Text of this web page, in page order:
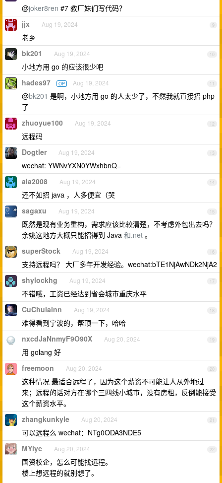
@joker8ren #7 教厂妹们写代码？
9
jjx Aug 19, 2024
老乡
10
bk201 Aug 19, 2024
小地方用 go 的应该很少吧
11
hades97 OP Aug 19, 2024
@bk201 是啊，小地方用 go 的人太少了，不然我就直接招 php
了
12
zhuoyue100 Aug 19, 2024
远程码
13
Dogtler Aug 19, 2024
wechat: YWNvYXN0YWxhbnQ=
14
ala2008 Aug 19, 2024
还不如招 java ，人多便宜（哭
15
sagaxu Aug 19, 2024
既然是现有业务重构，需求应该比较清楚，不考虑外包出去吗？
余姚这地方大概只能招得到 Java 和.net 。
16
superStock Aug 19, 2024
支持远程吗？ 大厂多年开发经验。wechat:bTE1NjAwNDk2NjA2
17
shylockhg Aug 19, 2024
不错哦，工资已经达到省会城市重庆水平
18
CuChulainn Aug 19, 2024
难得看到宁波的，帮顶一下，哈哈
19
nxcdJaNnmyF9O90X Aug 20, 2024
用 golang 好
20
freemoon Aug 20, 2024
这种情况 最适合远程了，因为这个薪资不可能让人从外地过
来；远程的话对方在哪个三四线小城市，没有房租，反倒能接受
这个薪资水平。
21
zhangkunkyle Aug 20, 2024
可以远程么 wechat：NTg0ODA3NDE5
22
MYlyc Aug 20, 2024
国资校企，怎么可能找远程。
楼上想远程的就别想了。